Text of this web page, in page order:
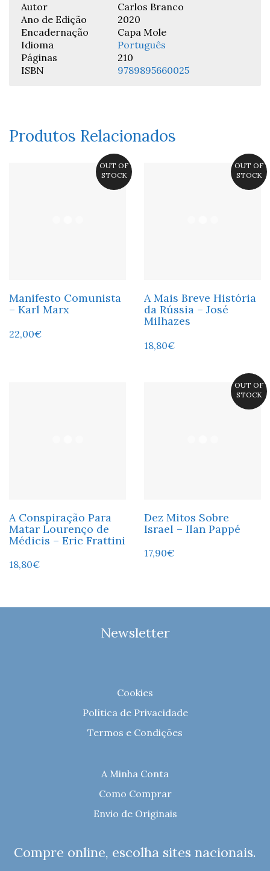
Autor
Carlos Branco
Ano de Edição
2020
Encadernação
Capa Mole
Idioma
Português
Páginas
210
ISBN
9789895660025
Produtos Relacionados
OUT OF
STOCK
Manifesto Comunista
– Karl Marx
22,00€
OUT OF
STOCK
A Mais Breve História
da Rússia – José
Milhazes
18,80€
A Conspiração Para
Matar Lourenço de
Médicis – Eric Frattini
18,80€
OUT OF
STOCK
Dez Mitos Sobre
Israel – Ilan Pappé
17,90€
Newsletter
Cookies
Política de Privacidade
Termos e Condições
A Minha Conta
Como Comprar
Envio de Originais
Compre online, escolha sites nacionais.